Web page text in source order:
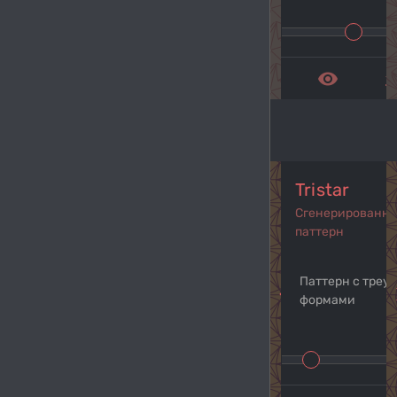
remove_red_eye
navigate_before
Tristar
паттерн
Паттерн с
формами